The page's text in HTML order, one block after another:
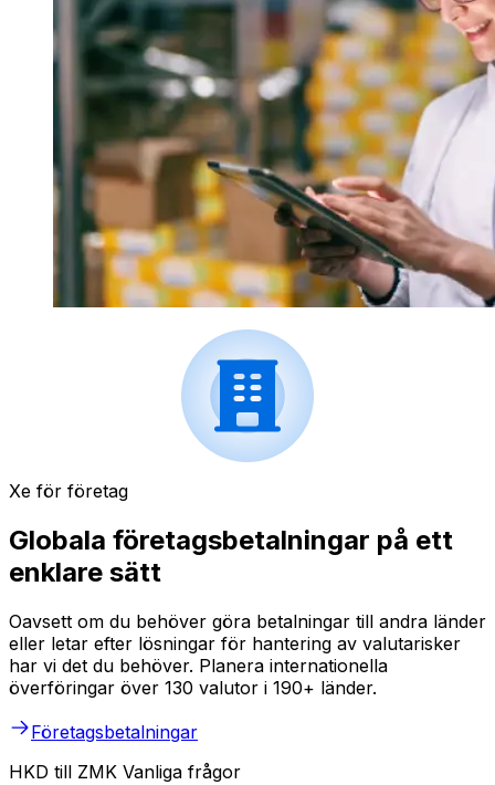
Xe för företag
Globala företagsbetalningar på ett
enklare sätt
Oavsett om du behöver göra betalningar till andra länder
eller letar efter lösningar för hantering av valutarisker
har vi det du behöver. Planera internationella
överföringar över 130 valutor i 190+ länder.
Företagsbetalningar
HKD till ZMK Vanliga frågor